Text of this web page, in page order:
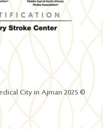
© 2025 All Rights Reserved. | Sheikh Khalifa Medical City in Ajman